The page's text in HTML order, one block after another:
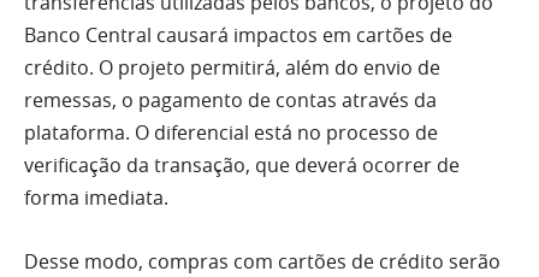
Banco Central causará impactos em cartões de
crédito. O projeto permitirá, além do envio de
remessas, o pagamento de contas através da
plataforma. O diferencial está no processo de
verificação da transação, que deverá ocorrer de
forma imediata.
Desse modo, compras com cartões de crédito serão